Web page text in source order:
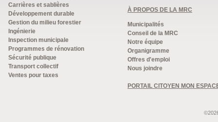
Carrières et sablières
Développement durable
Gestion du milieu forestier
Ingénierie
Inspection municipale
Programmes de rénovation
Sécurité publique
Transport collectif
Ventes pour taxes
À PROPOS DE LA MRC
Municipalités
Conseil de la MRC
Notre équipe
Organigramme
Offres d'emploi
Nous joindre
PORTAIL CITOYEN MON